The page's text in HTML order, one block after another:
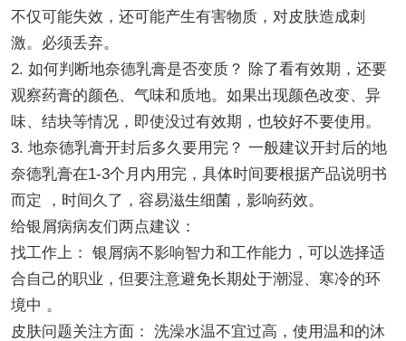
不仅可能失效，还可能产生有害物质，对皮肤造成刺
激。必须丢弃。
2. 如何判断地奈德乳膏是否变质？ 除了看有效期，还要
观察药膏的颜色、气味和质地。如果出现颜色改变、异
味、结块等情况，即使没过有效期，也较好不要使用。
3. 地奈德乳膏开封后多久要用完？ 一般建议开封后的地
奈德乳膏在1-3个月内用完，具体时间要根据产品说明书
而定 ，时间久了，容易滋生细菌，影响药效。
给银屑病病友们两点建议：
找工作上： 银屑病不影响智力和工作能力，可以选择适
合自己的职业，但要注意避免长期处于潮湿、寒冷的环
境中 。
皮肤问题关注方面： 洗澡水温不宜过高，使用温和的沐